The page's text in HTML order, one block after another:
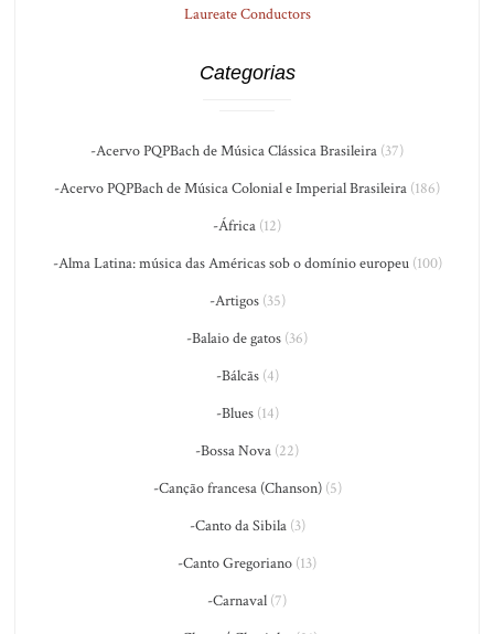
Laureate Conductors
Categorias
-Acervo PQPBach de Música Clássica Brasileira (37)
-Acervo PQPBach de Música Colonial e Imperial Brasileira (186)
-África (12)
-Alma Latina: música das Américas sob o domínio europeu(100)
-Artigos(35)
-Balaio de gatos (36)
-Bálcãs(4)
-Blues(14)
-Bossa Nova (22)
-Canção francesa (Chanson)(5)
-Canto da Sibila(3)
-Canto Gregoriano (13)
-Carnaval (7)